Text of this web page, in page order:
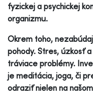
fyzickej a psychickej
organizmu.
Okrem toho,
pohody. Stres, úzkosť
tráviace problémy.
je meditácia, joga, či
odraziť nielen na